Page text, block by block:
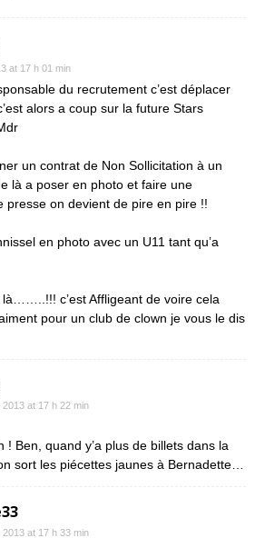
at 17 h 01 min
du recrutement c’est déplacer
alors a coup sur la future Stars
un contrat de Non Sollicitation à un
là a poser en photo et faire une
presse on devient de pire en pire !!
en photo avec un U11 tant qu’a
c’est Affligeant de voire cela
pour un club de clown je vous le dis
at 17 h 22 min
! Ben, quand y’a plus de billets dans la
sort les piécettes jaunes à Bernadette…
at 17 h 33 min